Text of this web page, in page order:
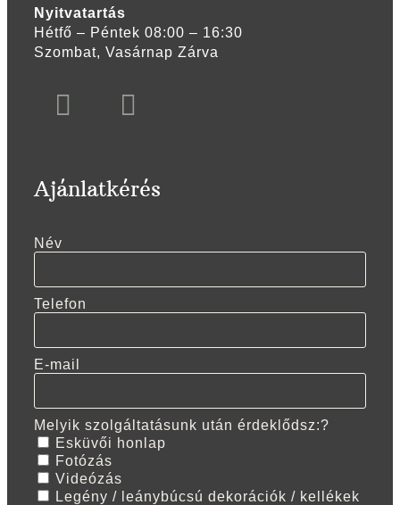
Nyitvatartás
Hétfő – Péntek 08:00 – 16:30
Szombat, Vasárnap Zárva
Ajánlatkérés
Név
Telefon
E-mail
Melyik szolgáltatásunk után érdeklődsz:?
Esküvői honlap
Fotózás
Videózás
Legény / leánybúcsú dekorációk / kellékek